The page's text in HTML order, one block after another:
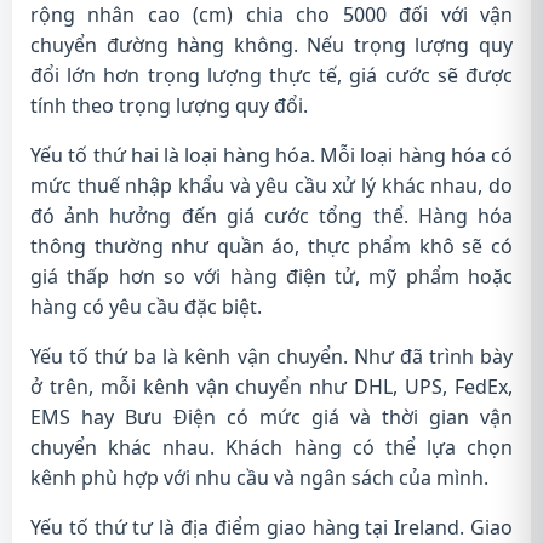
rộng nhân cao (cm) chia cho 5000 đối với vận
chuyển đường hàng không. Nếu trọng lượng quy
đổi lớn hơn trọng lượng thực tế, giá cước sẽ được
tính theo trọng lượng quy đổi.
Yếu tố thứ hai là loại hàng hóa. Mỗi loại hàng hóa có
mức thuế nhập khẩu và yêu cầu xử lý khác nhau, do
đó ảnh hưởng đến giá cước tổng thể. Hàng hóa
thông thường như quần áo, thực phẩm khô sẽ có
giá thấp hơn so với hàng điện tử, mỹ phẩm hoặc
hàng có yêu cầu đặc biệt.
Yếu tố thứ ba là kênh vận chuyển. Như đã trình bày
ở trên, mỗi kênh vận chuyển như DHL, UPS, FedEx,
EMS hay Bưu Điện có mức giá và thời gian vận
chuyển khác nhau. Khách hàng có thể lựa chọn
kênh phù hợp với nhu cầu và ngân sách của mình.
Yếu tố thứ tư là địa điểm giao hàng tại Ireland. Giao